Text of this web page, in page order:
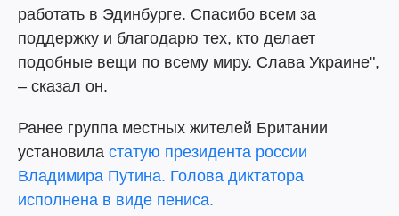
работать в Эдинбурге. Спасибо всем за
поддержку и благодарю тех, кто делает
подобные вещи по всему миру. Слава Украине",
– сказал он.
Ранее группа местных жителей Британии
установила статую президента россии
Владимира Путина. Голова диктатора
исполнена в виде пениса.